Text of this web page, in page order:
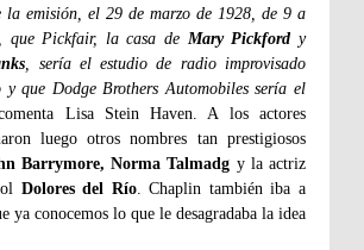
la emisión, el 29 de marzo de 1928, de 9 a
que Pickfair, la casa de Mary Pickford y
, sería el estudio de radio improvisado
y que Dodge Brothers Automobiles sería el
Lisa Stein Haven. A los actores
luego otros nombres tan prestigiosos
Barrymore, Norma Talmadg y la actriz
Dolores del Río. Chaplin también iba a
ya conocemos lo que le desagradaba la idea